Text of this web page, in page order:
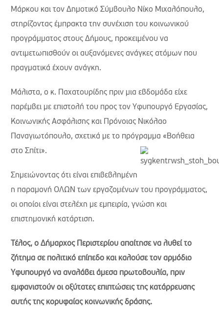
Μάρκου και τον Δημοτικό Σύμβουλο Νίκο Μιχαλόπουλο,
στηρίζοντας έμπρακτα την συνέχιση του κοινωνικού
προγράμματος στους Δήμους, προκειμένου να
αντιμετωπισθούν οι αυξανόμενες ανάγκες ατόμων που
πραγματικά έχουν ανάγκη.
Μάλιστα, ο κ. Παχατουρίδης πριν μια εβδομάδα είχε
παρέμβει με επιστολή του προς τον Υφυπουργό Εργασίας,
Κοινωνικής Ασφάλισης και Πρόνοιας Νικόλαο
Παναγιωτόπουλο, σχετικά με το πρόγραμμα «Βοήθεια
στο Σπίτι».
Σημειώνοντας ότι είναι επιβεβλημένη
η παραμονή ΟΛΩΝ των εργαζομένων του προγράμματος,
οι οποίοι είναι στελέχη με εμπειρία, γνώση και
επιστημονική κατάρτιση.
Τέλος, ο Δήμαρχος Περιστερίου απαίτησε να λυθεί το
ζήτημα σε πολιτικό επίπεδο και καλούσε τον αρμόδιο
Υφυπουργό να αναλάβει άμεσα πρωτοβουλία, πριν
εμφανιστούν οι οξύτατες επιπτώσεις της κατάρρευσης
αυτής της κορυφαίας κοινωνικής δράσης.